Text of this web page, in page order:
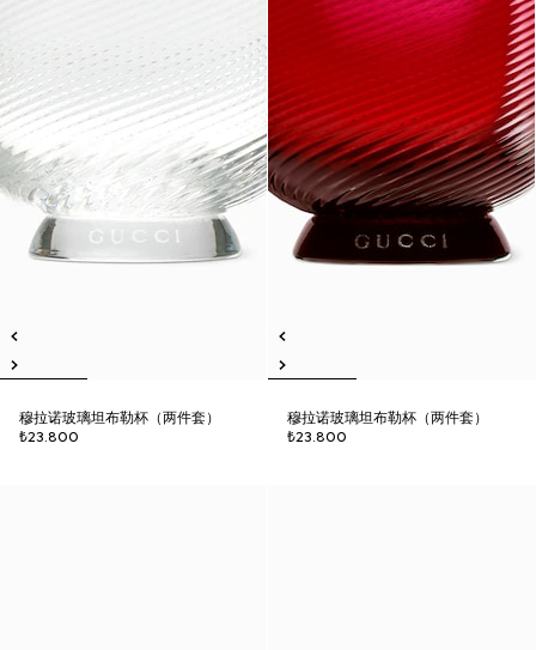
穆拉诺玻璃坦布勒杯（两件套）
₺23.800
穆拉诺玻璃坦布勒杯（两件套）
₺23.800